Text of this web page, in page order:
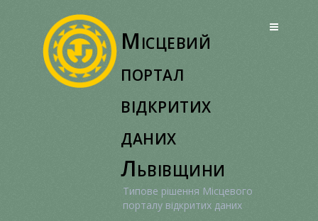
Місцевий
портал
відкритих
даних
Львівщини
Типове рішення Місцевого
порталу відкритих даних